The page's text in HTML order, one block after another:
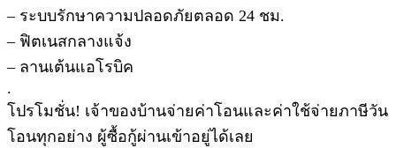
– ระบบรักษาความปลอดภัยตลอด 24 ชม.
– ฟิตเนสกลางแจ้ง
– ลานเต้นแอโรบิค
.
โปรโมชั่น! เจ้าของบ้านจ่ายค่าโอนและค่าใช้จ่ายภาษีวัน
โอนทุกอย่าง ผู้ซื้อกู้ผ่านเข้าอยู่ได้เลย